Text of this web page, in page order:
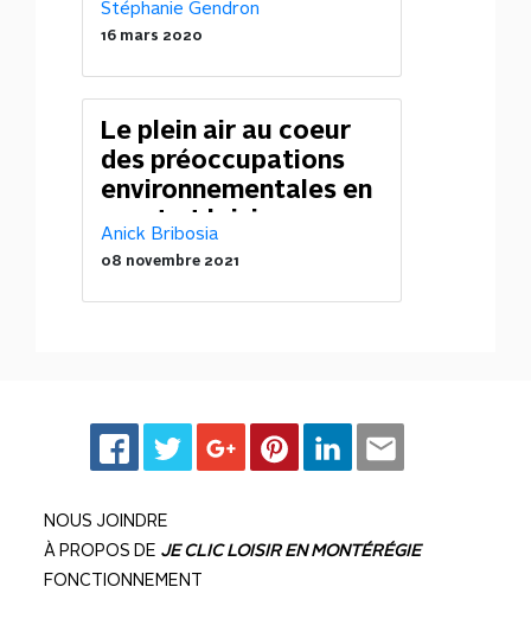
Stéphanie Gendron
16 mars 2020
Le plein air au coeur
des préoccupations
environnementales en
sport et loisir
Anick Bribosia
08 novembre 2021
NOUS JOINDRE
À PROPOS DE JE CLIC LOISIR EN MONTÉRÉGIE
FONCTIONNEMENT